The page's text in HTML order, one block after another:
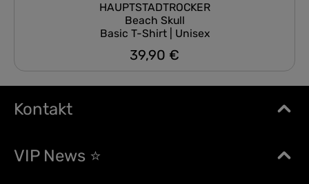
HAUPTSTADTROCKER
Beach Skull
Basic T-Shirt | Unisex
Regulärer Preis:
39,90 €
Kontakt
VIP News ⭐